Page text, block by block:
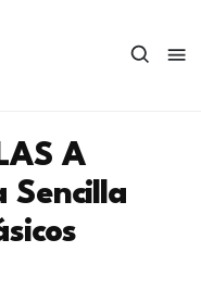
A
Sencilla